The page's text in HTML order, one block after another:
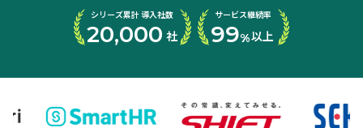
シリーズ累計 導入社数
20,000 社
サービス継続率
99%以上